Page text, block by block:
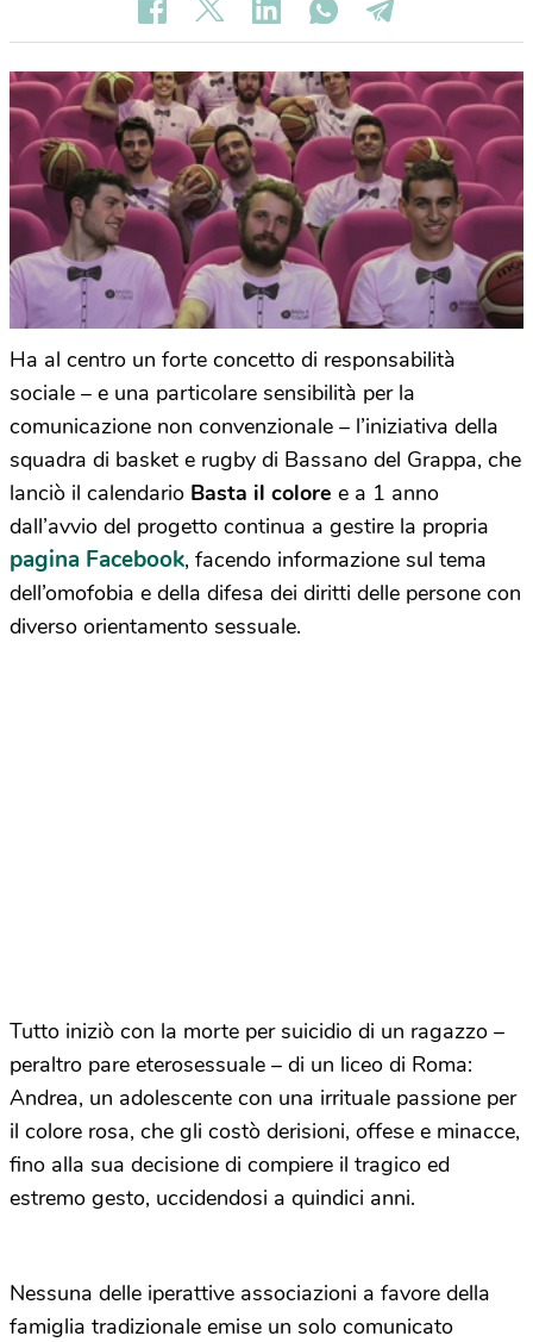
Ha al centro un forte concetto di responsabilità
sociale – e una particolare sensibilità per la
comunicazione non convenzionale – l’iniziativa della
squadra di basket e rugby di Bassano del Grappa, che
lanciò il calendario Basta il colore e a 1 anno
dall’avvio del progetto continua a gestire la propria
pagina Facebook, facendo informazione sul tema
dell’omofobia e della difesa dei diritti delle persone con
diverso orientamento sessuale.
Tutto iniziò con la morte per suicidio di un ragazzo –
peraltro pare eterosessuale – di un liceo di Roma:
Andrea, un adolescente con una irrituale passione per
il colore rosa, che gli costò derisioni, offese e minacce,
fino alla sua decisione di compiere il tragico ed
estremo gesto, uccidendosi a quindici anni.
Nessuna delle iperattive associazioni a favore della
famiglia tradizionale emise un solo comunicato